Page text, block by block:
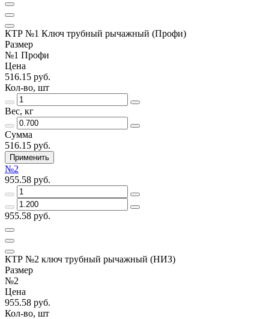
КТР №1 Ключ трубный рычажный (Профи)
Размер
№1 Профи
Цена
516.15 руб.
Кол-во, шт
Вес, кг
Сумма
516.15 руб.
Применить
№2
955.58 руб.
955.58 руб.
КТР №2 ключ трубный рычажный (НИЗ)
Размер
№2
Цена
955.58 руб.
Кол-во, шт